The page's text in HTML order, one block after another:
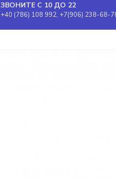
ЗВОНИТЕ С 10 ДО 22
+40 (786) 108 992, +7(906) 238-68-